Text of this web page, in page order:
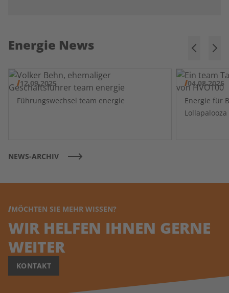
Energie News
12.09.2025
Führungswechsel team energie
04.08.2025
Energie für
NEWS-ARCHIV
MÖCHTEN SIE MEHR WISSEN?
WIR HELFEN IHNEN GERNE
WEITER
KONTAKT